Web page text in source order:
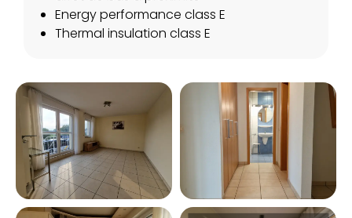
Energy performance class E
Thermal insulation class E